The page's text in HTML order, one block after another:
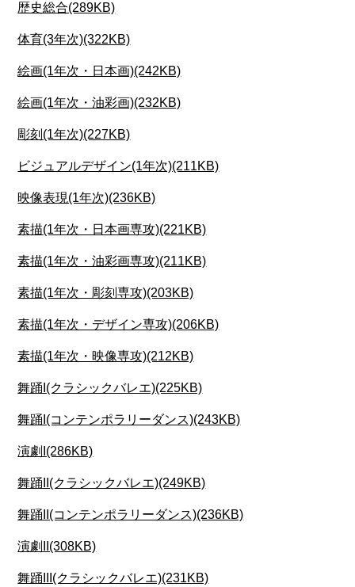
歴史総合(289KB)
体育(3年次)(322KB)
絵画(1年次・日本画)(242KB)
絵画(1年次・油彩画)(232KB)
彫刻(1年次)(227KB)
ビジュアルデザイン(1年次)(211KB)
映像表現(1年次)(236KB)
素描(1年次・日本画専攻)(221KB)
素描(1年次・油彩画専攻)(211KB)
素描(1年次・彫刻専攻)(203KB)
素描(1年次・デザイン専攻)(206KB)
素描(1年次・映像専攻)(212KB)
舞踊I(クラシックバレエ)(225KB)
舞踊I(コンテンポラリーダンス)(243KB)
演劇I(286KB)
舞踊II(クラシックバレエ)(249KB)
舞踊II(コンテンポラリーダンス)(236KB)
演劇II(308KB)
舞踊III(クラシックバレエ)(231KB)